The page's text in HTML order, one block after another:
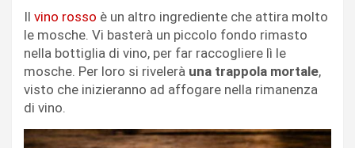
Il vino rosso è un altro ingrediente che attira molto
le mosche. Vi basterà un piccolo fondo rimasto
nella bottiglia di vino, per far raccogliere lì le
mosche. Per loro si rivelerà una trappola mortale,
visto che inizieranno ad affogare nella rimanenza
di vino.